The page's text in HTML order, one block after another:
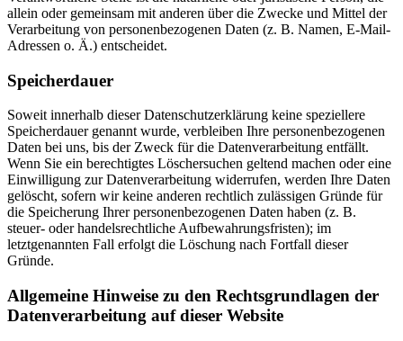
allein oder gemeinsam mit anderen über die Zwecke und Mittel der
Verarbeitung von personenbezogenen Daten (z. B. Namen, E-Mail-
Adressen o. Ä.) entscheidet.
Speicherdauer
Soweit innerhalb dieser Datenschutzerklärung keine speziellere
Speicherdauer genannt wurde, verbleiben Ihre personenbezogenen
Daten bei uns, bis der Zweck für die Datenverarbeitung entfällt.
Wenn Sie ein berechtigtes Löschersuchen geltend machen oder eine
Einwilligung zur Datenverarbeitung widerrufen, werden Ihre Daten
gelöscht, sofern wir keine anderen rechtlich zulässigen Gründe für
die Speicherung Ihrer personenbezogenen Daten haben (z. B.
steuer- oder handelsrechtliche Aufbewahrungsfristen); im
letztgenannten Fall erfolgt die Löschung nach Fortfall dieser
Gründe.
Allgemeine Hinweise zu den Rechtsgrundlagen der
Datenverarbeitung auf dieser Website